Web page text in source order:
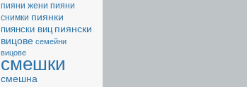
пияни жени пияни
снимки пиянки
пиянски виц пиянски
вицове семейни
вицове
смешки
смешна